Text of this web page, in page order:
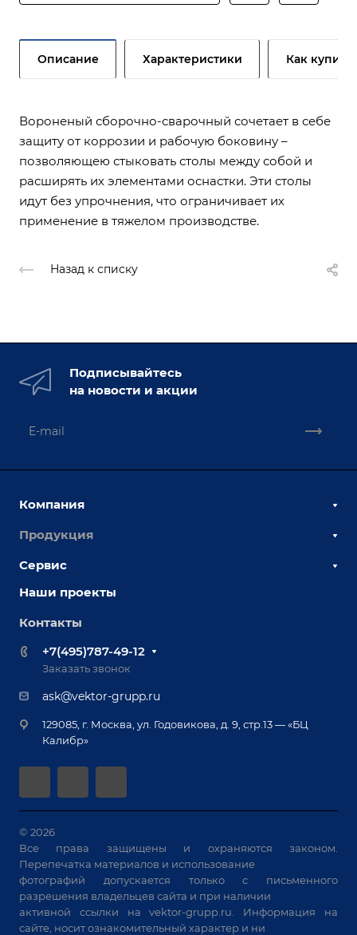
Описание Характеристики Как купить
Вороненый сборочно-сварочный сочетает в себе
защиту от коррозии и рабочую боковину –
позволяющею стыковать столы между собой и
расширять их элементами оснастки. Эти столы
идут без упрочнения, что ограничивает их
применение в тяжелом производстве.
Назад к списку
Подписывайтесь
на новости и акции
Компания
О компании
Выставки и мероприятия
Вопрос ответ
Реквизиты
Документы
Продукция
Сборочно-сварочные столы
Оснастка для сварочных столов
Оборудование для приварки крепежа
Приварной крепеж
Специализированные решения для сварки
Позиционеры и вращатели
Машины контактной сварки
Универсальные зажимы
Системы аспирации
Станки лазерной резки
Решения для учебных заведений
Сервис
Сервисное обслуживание
Обучение
Лизинг
Гарантия
автоматизации
Наши проекты
Контакты
+7(495)787-49-12
Заказать звонок
ask@vektor-grupp.ru
129085, г. Москва, ул. Годовикова, д. 9, стр.13 — «БЦ
Калибр»
© 2026
Все права защищены и охраняются законом.
Перепечатка материалов и использование
фотографий допускается только с письменного
разрешения владельцев сайта и при наличии
активной ссылки наvektor-grupp.ru . Информация на
сайте, носит ознакомительный характер и ни